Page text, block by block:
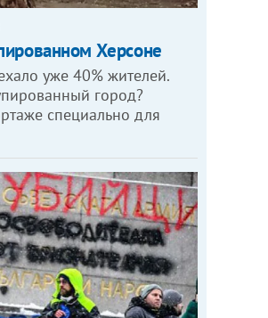
Херсоне
уже 40% жителей.
город?
специально для